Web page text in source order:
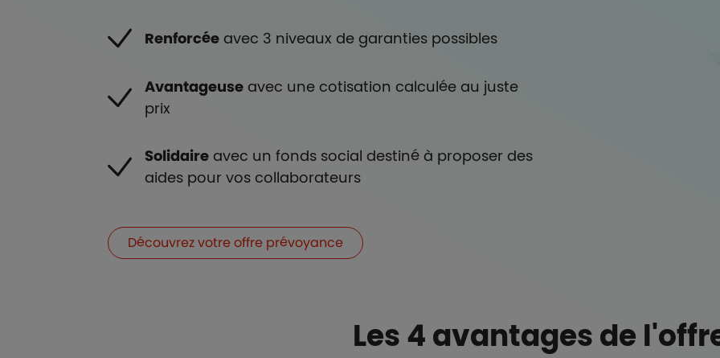
Renforcée avec 3 niveaux de garanties possibles
Avantageuse avec une cotisation calculée au juste
prix
Solidaire avec un fonds social destiné à proposer des
aides pour vos collaborateurs
Découvrez votre offre prévoyance
Les 4 avantages de